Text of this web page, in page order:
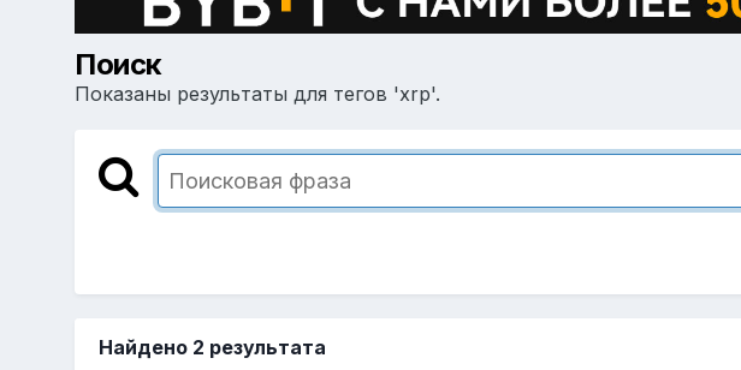
Поиск
Показаны результаты для тегов 'xrp'.
Найдено 2 результата